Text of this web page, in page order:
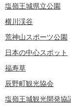
塩嶺王城県立公園
横川渓谷
荒神山スポーツ公園
日本の中心スポット
福寿草
辰野町観光協会
塩嶺王城観光開発協